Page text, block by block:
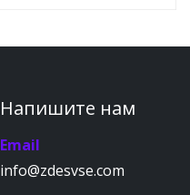
Напишите нам
Email
info@zdesvse.com